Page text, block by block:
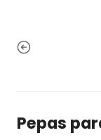
Pepas